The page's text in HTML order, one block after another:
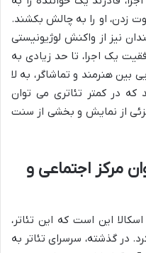
زدن، او را به چالش بکشند.
نیز از واکنش لوژیونیستی
یک اجرا، تا حد زیادی به
بین هنرمند و تماشاگر، به لا
در کمتر تئاتری می توان
از نمایش و بخشی از سنت
مرکز اجتماعی و
این است که این تئاتر،
در گذشته، سرسرای تئاتر به